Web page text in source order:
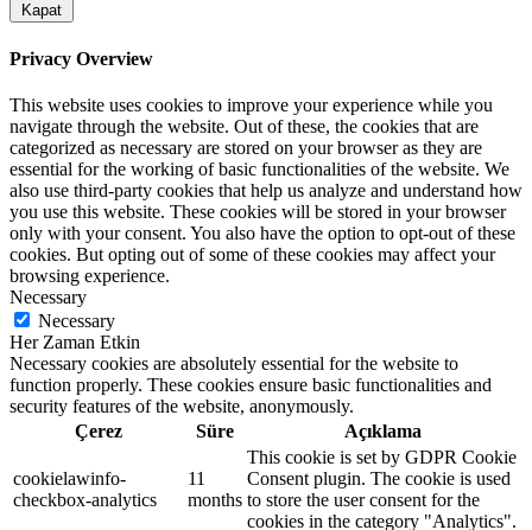
Kapat
Privacy Overview
This website uses cookies to improve your experience while you
navigate through the website. Out of these, the cookies that are
categorized as necessary are stored on your browser as they are
essential for the working of basic functionalities of the website. We
also use third-party cookies that help us analyze and understand how
you use this website. These cookies will be stored in your browser
only with your consent. You also have the option to opt-out of these
cookies. But opting out of some of these cookies may affect your
browsing experience.
Necessary
Necessary
Her Zaman Etkin
Necessary cookies are absolutely essential for the website to
function properly. These cookies ensure basic functionalities and
security features of the website, anonymously.
Çerez
Süre Açıklama
cookielawinfo-
checkbox-analytics
11
months
This cookie is set by GDPR Cookie
Consent plugin. The cookie is used
to store the user consent for the
cookies in the category "Analytics".